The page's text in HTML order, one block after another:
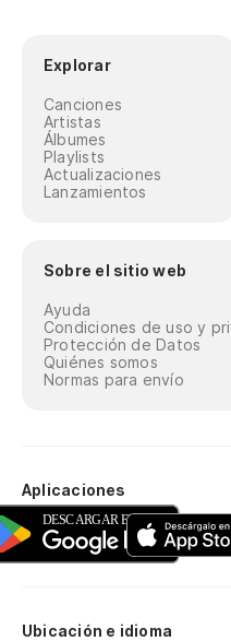
Explorar
Canciones
Artistas
Álbumes
Playlists
Actualizaciones
Lanzamientos
Sobre el sitio web
Ayuda
Condiciones de uso y
Protección de Datos
Quiénes somos
Normas para envío
Aplicaciones
Ubicación e idioma